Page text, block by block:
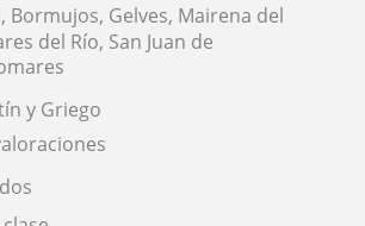
Bormujos, Gelves, Mairena del
del Río, San Juan de
y Griego